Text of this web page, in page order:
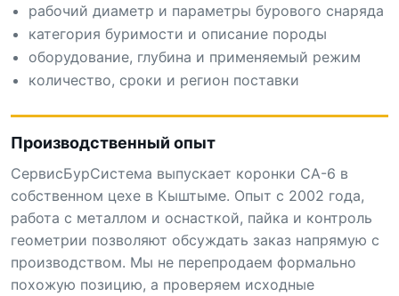
рабочий диаметр и параметры бурового снаряда
категория буримости и описание породы
оборудование, глубина и применяемый режим
количество, сроки и регион поставки
Производственный опыт
СервисБурСистема выпускает коронки СА-6 в
собственном цехе в Кыштыме. Опыт с 2002 года,
работа с металлом и оснасткой, пайка и контроль
геометрии позволяют обсуждать заказ напрямую с
производством. Мы не перепродаем формально
похожую позицию, а проверяем исходные